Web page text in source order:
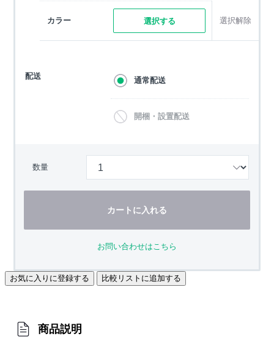
カラー 選択する 選択解除
配送 通常配送
開梱・設置配送
数量
カートに入れる
お問い合わせはこちら
お気に入りに登録する 比較リストに追加する
商品説明